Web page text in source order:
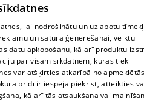
00:03:37
vai “zemo cenu grozs”
čeku?
lai nodrošinātu un uzlabotu
un satura ģenerēšanai, veiktu
datu apkopošanu, kā arī produktu
par visām sīkdatnēm, kuras tiek
var atšķirties atkarībā no
brīdī ir iespēja piekrist, atteikties
kā arī tās atsaukšana vai